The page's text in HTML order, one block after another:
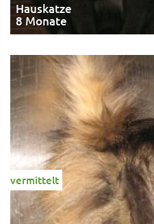
Hauskatze
8 Monate
vermittelt